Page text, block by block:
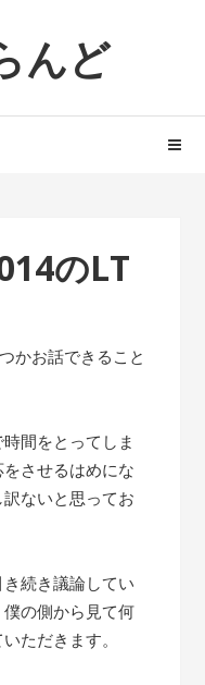
んど
のLT
かお話できること
間をとってしま
させるはめにな
ないと思ってお
続き議論してい
の側から見て何
ただきます。